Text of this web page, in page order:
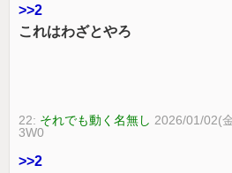
>>2
これはわざとやろ
22: それでも動く名無し 2026/01/02(
3W0
>>2